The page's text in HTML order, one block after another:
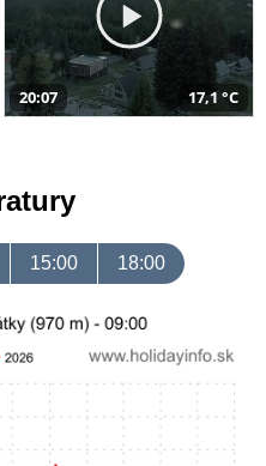
20:07 17,1 °C
15:00 18:00